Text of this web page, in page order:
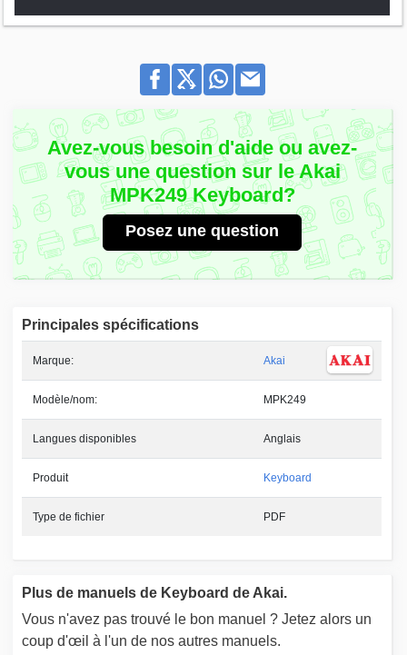
Avez-vous besoin d'aide ou avez-
vous une question sur le Akai
MPK249 Keyboard?
Posez une question
Principales spécifications
Marque: Akai
Modèle/nom: MPK249
Langues disponibles Anglais
Produit Keyboard
Type de fichier PDF
Plus de manuels de Keyboard de Akai.
Vous n'avez pas trouvé le bon manuel ? Jetez alors un
coup d'œil à l'un de nos autres manuels.